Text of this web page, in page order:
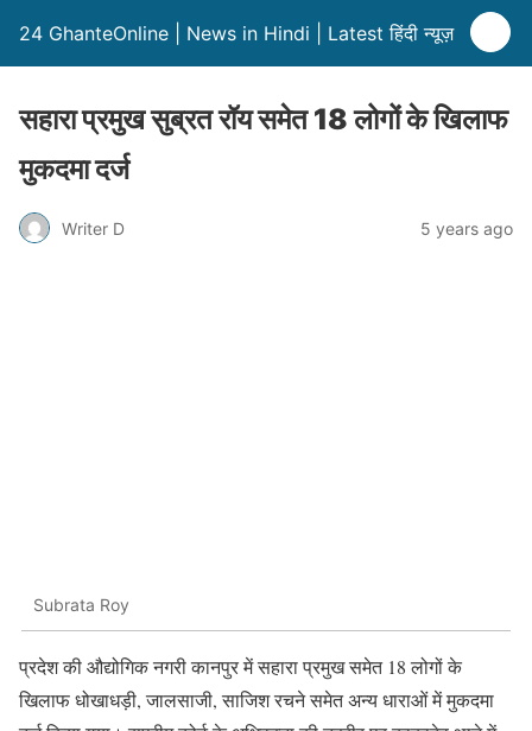
24 GhanteOnline | News in Hindi | Latest हिंदी न्यूज़
सहारा प्रमुख सुब्रत रॉय समेत 18 लोगों के खिलाफ
मुकदमा दर्ज
Writer D 5 years ago
Subrata Roy
प्रदेश की औद्योगिक नगरी कानपुर में सहारा प्रमुख समेत 18 लोगों के
खिलाफ धोखाधड़ी, जालसाजी, साजिश रचने समेत अन्य धाराओं में मुकदमा